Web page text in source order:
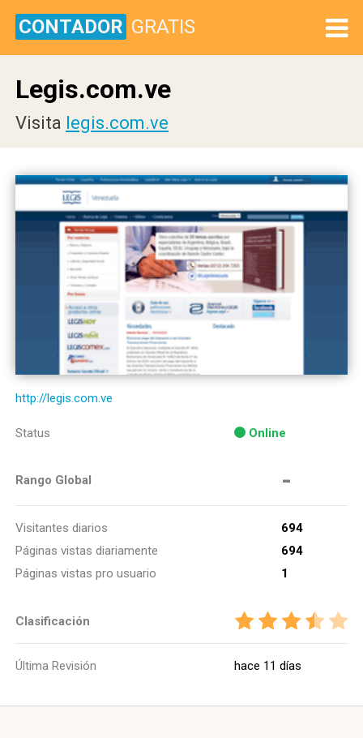
CONTADOR GRATIS
Legis.com.ve
Visita legis.com.ve
http://legis.com.ve
Status Online
Rango Global -
Visitantes diarios
694
Páginas vistas diariamente
694
Páginas vistas pro usuario
1
Clasificación
Última Revisión hace 11 días